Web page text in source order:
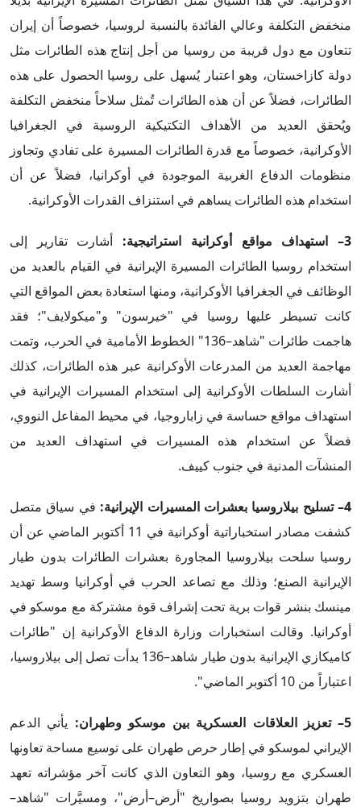
منخفض التكلفة وعالي الفائدة بالنسبة لروسيا، خصوصاً أن إيران
تتعاون مع دول قريبة من روسيا من أجل إنتاج هذه الطائرات مثل
دولة كازاخستان، وهو اعتبار يُسهل على روسيا الحصول على هذه
الطائرات، فضلاً عن أن هذه الطائرات تُمثل سلاحاً منخفض التكلفة
ويُحقق العديد من الأهداف التكتيكية الروسية في الجغرافيا
الأوكرانية، خصوصاً مع قدرة الطائرات المسيرة على تفادي وتجاوز
منظومات الدفاع الغربية الموجودة في أوكرانيا، فضلاً عن أن
استخدام هذه الطائرات يساهم في استنزاف القدرات الأوكرانية.
3– استهداف مواقع أوكرانية استراتيجية:
أشارت تقارير إلى
استخدام روسيا الطائرات المسيرة الإيرانية في القيام بالعديد من
الوظائف في الجغرافيا الأوكرانية، ومنها استعادة بعض المواقع التي
كانت تسيطر عليها روسيا في "خيرسون" و"ميكولايف"؛ فقد
هاجمت طائرات "شاهد–136" الخطوط الأمامية في الحرب، وتمت
مهاجمة العديد من المدرعات الأوكرانية عبر هذه الطائرات، كذلك
أشارت السلطات الأوكرانية إلى استخدام المسيرات الإيرانية في
استهداف مواقع حساسة في زاباروجيا، في محيط المفاعل النووي،
فضلاً عن استخدام هذه المسيرات في استهداف العديد من
المنشآت المدنية في جنوب كييف.
4– تسليح بيلاروسيا بعشرات المسيرات الإيرانية:
في سياق متصل
كشفت مصادر استخباراتية أوكرانية في 11 أكتوبر الماضي عن أن
روسيا سلحت بيلاروسيا المجاورة بعشرات الطائرات بدون طيار
الإيرانية الصنع؛ وذلك مع تصاعد الحرب في أوكرانيا وسط تهديد
مينسك بنشر قوات برية تحت إشراف قوة مشتركة مع موسكو في
أوكرانيا. وقالت استخبارات وزارة الدفاع الأوكرانية إن "طائرات
كاميكازي الإيرانية بدون طيار شاهد–136 بدأت تصل إلى بيلاروسيا،
اعتباراً من 10 أكتوبر الماضي".
5– تعزيز العلاقات العسكرية بين موسكو وطهران:
يأتي الدعم
الإيراني لموسكو في إطار حرص طهران على توسيع مساحة تعاونها
العسكري مع روسيا، وهو التعاون الذي كانت آخر مؤشراته تعهد
طهران بتزويد روسيا بصواريخ "أرض–أرض"، ومسيَّرات "شاهد–